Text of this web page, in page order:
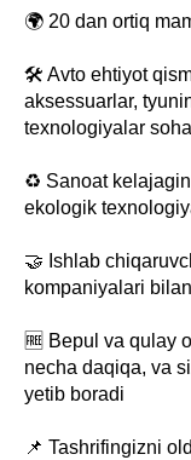
🌍 20 dan ortiq
🛠 Avto ehtiyot
aksessuarlar,
texnologiyalar
♻️ Sanoat
ekologik
🤝 Ishlab
kompaniyalari
🆓 Bepul va qulay
necha daqiqa, va
yetib boradi
📌 Tashrifingizni